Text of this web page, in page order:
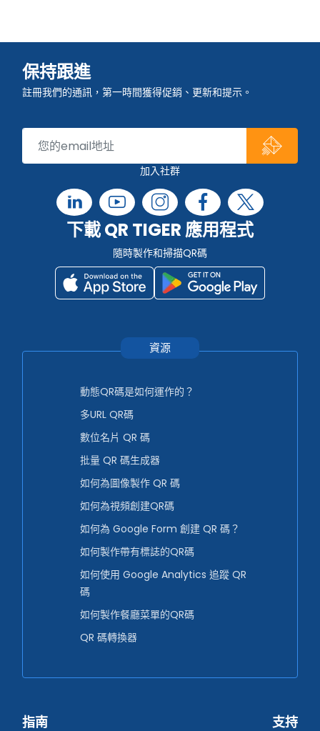
保持跟進
註冊我們的通訊，第一時間獲得促銷、更新和提示。
加入社群
下載 QR TIGER 應用程式
隨時製作和掃描QR碼
資源
動態QR碼是如何運作的？
多URL QR碼
數位名片 QR 碼
批量 QR 碼生成器
如何為圖像製作 QR 碼
如何為視頻創建QR碼
如何為 Google Form 創建 QR 碼？
如何製作帶有標誌的QR碼
如何使用 Google Analytics 追蹤 QR
碼
如何製作餐廳菜單的QR碼
QR 碼轉換器
指南 支持